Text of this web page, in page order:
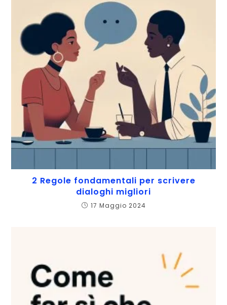
2 Regole fondamentali per scrivere
dialoghi migliori
17 Maggio 2024